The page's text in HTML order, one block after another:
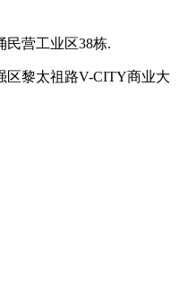
民营工业区38栋.
区黎太祖路V-CITY商业大